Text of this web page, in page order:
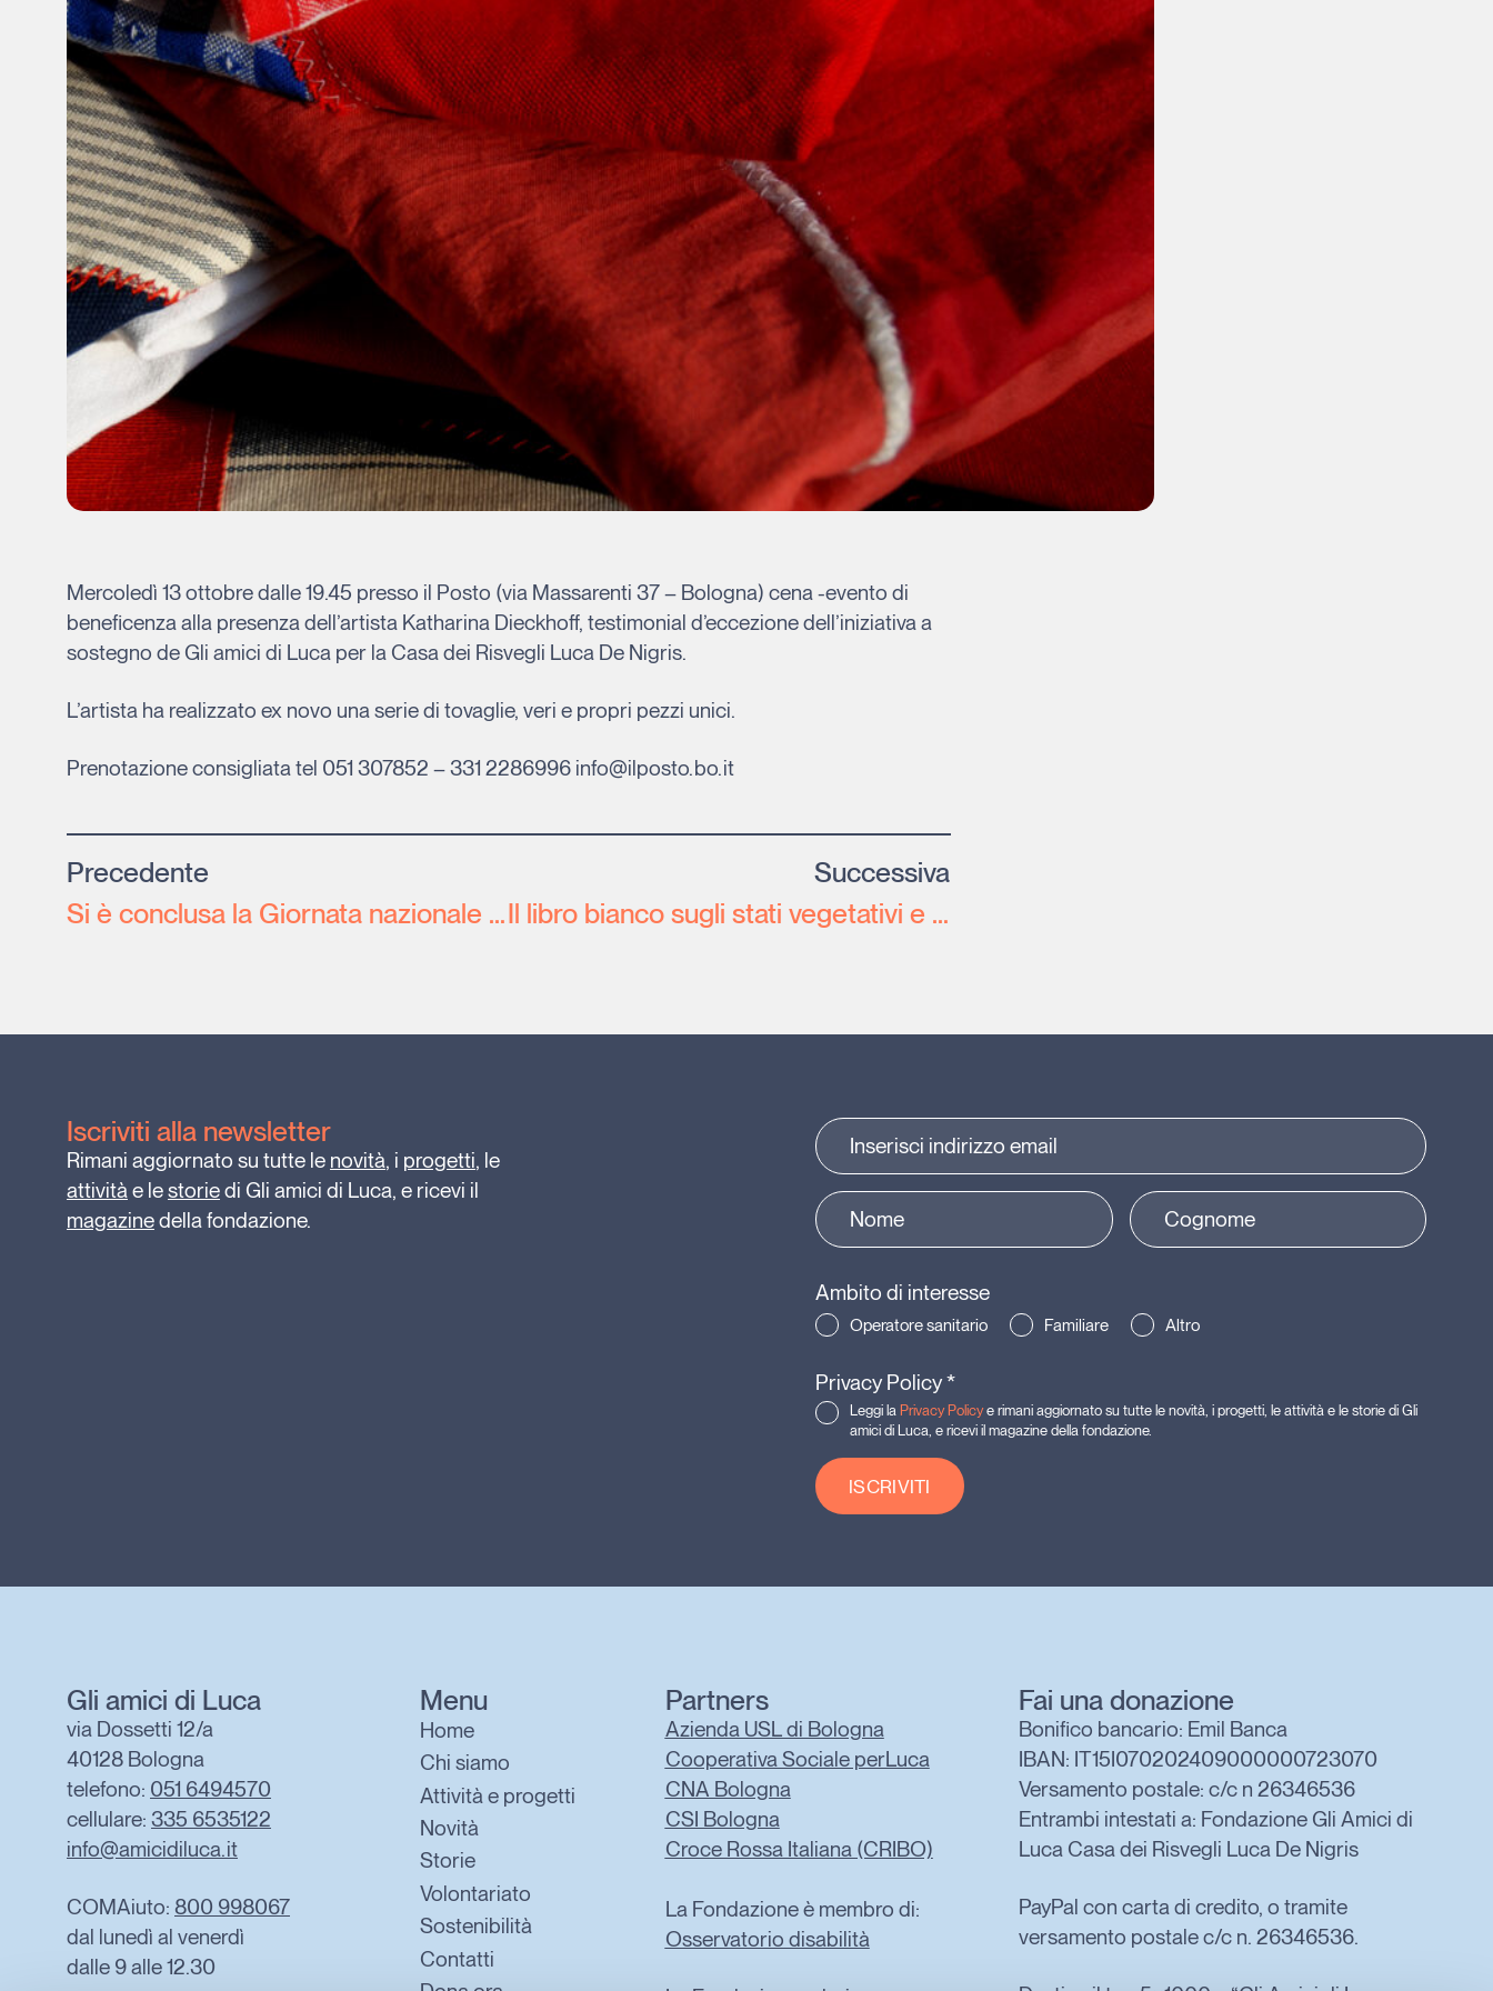
Mercoledì 13 ottobre dalle 19.45 presso il Posto (via Massarenti 37 – Bologna) cena -evento di
beneficenza alla presenza dell’artista Katharina Dieckhoff, testimonial d’eccezione dell’iniziativa a
sostegno de Gli amici di Luca per la Casa dei Risvegli Luca De Nigris.
L’artista ha realizzato ex novo una serie di tovaglie, veri e propri pezzi unici.
Prenotazione consigliata tel 051 307852 – 331 2286996 info@ilposto.bo.it
Precedente
Si è conclusa la Giornata nazionale dei Risvegli 2010
Successiva
Il libro bianco sugli stati vegetativi e di minima coscienza: uno strumento di lavoro
Iscriviti alla newsletter
Rimani aggiornato su tutte le novità, i progetti, le
attivitàe lestoriedi Gli amici di Luca, e ricevi il
magazinedella fondazione.
Ambito di interesse
Operatore sanitario Familiare Altro
Privacy Policy*
Leggi la Privacy Policye rimani aggiornato su tutte le novità, i progetti, le attività e le storie di Gli
amici di Luca, e ricevi il magazine della fondazione.
ISCRIVITI
Gli amici di Luca
via Dossetti 12/a
40128 Bologna
telefono: 051 6494570
cellulare: 335 6535122
info@amicidiluca.it
COMAiuto: 800 998067
dal lunedì al venerdì
dalle 9 alle 12.30
Menu
Home
Chi siamo
Attività e progetti
Novità
Storie
Volontariato
Sostenibilità
Contatti
Partners
Azienda USL di Bologna
Cooperativa Sociale perLuca
CNA Bologna
CSI Bologna
Croce Rossa Italiana (CRIBO)
La Fondazione è membro di:
Osservatorio disabilità
Fai una donazione
Bonifico bancario: Emil Banca
IBAN: IT15I070202409000000723070
Versamento postale: c/c n 26346536
Entrambi intestati a: Fondazione Gli Amici di
Luca Casa dei Risvegli Luca De Nigris
PayPal con carta di credito, o tramite
versamento postale c/c n. 26346536.